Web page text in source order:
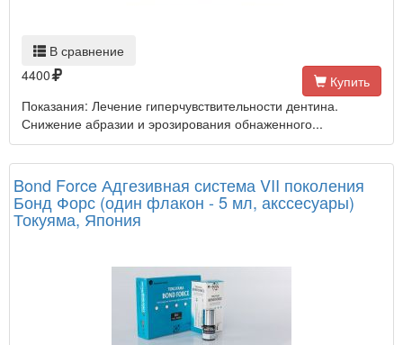
В сравнение
4400
Купить
Показания: Лечение гиперчувствительности дентина.
Снижение абразии и эрозирования обнаженного...
Bond Force Адгезивная система VII поколения
Бонд Форс (один флакон - 5 мл, акссесуары)
Токуяма, Япония